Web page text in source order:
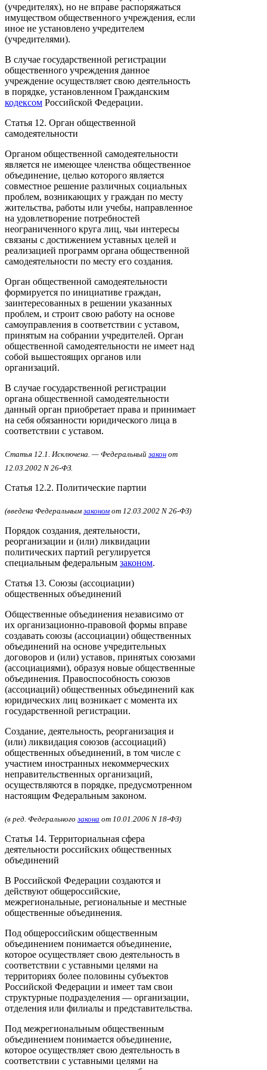
(учредителях), но не вправе распоряжаться
имуществом общественного учреждения, если
иное не установлено учредителем
(учредителями).
В случае государственной регистрации
общественного учреждения данное
учреждение осуществляет свою деятельность
в порядке, установленном Гражданским
кодексом Российской Федерации.
Статья 12. Орган общественной
самодеятельности
Органом общественной самодеятельности
является не имеющее членства общественное
объединение, целью которого является
совместное решение различных социальных
проблем, возникающих у граждан по месту
жительства, работы или учебы, направленное
на удовлетворение потребностей
неограниченного круга лиц, чьи интересы
связаны с достижением уставных целей и
реализацией программ органа общественной
самодеятельности по месту его создания.
Орган общественной самодеятельности
формируется по инициативе граждан,
заинтересованных в решении указанных
проблем, и строит свою работу на основе
самоуправления в соответствии с уставом,
принятым на собрании учредителей. Орган
общественной самодеятельности не имеет над
собой вышестоящих органов или
организаций.
В случае государственной регистрации
органа общественной самодеятельности
данный орган приобретает права и принимает
на себя обязанности юридического лица в
соответствии с уставом.
Статья 12.1. Исключена. — Федеральный закон от
12.03.2002 N 26-ФЗ.
Статья 12.2. Политические партии
(введена Федеральным законом от 12.03.2002 N 26-ФЗ)
Порядок создания, деятельности,
реорганизации и (или) ликвидации
политических партий регулируется
специальным федеральным законом.
Статья 13. Союзы (ассоциации)
общественных объединений
Общественные объединения независимо от
их организационно-правовой формы вправе
создавать союзы (ассоциации) общественных
объединений на основе учредительных
договоров и (или) уставов, принятых союзами
(ассоциациями), образуя новые общественные
объединения. Правоспособность союзов
(ассоциаций) общественных объединений как
юридических лиц возникает с момента их
государственной регистрации.
Создание, деятельность, реорганизация и
(или) ликвидация союзов (ассоциаций)
общественных объединений, в том числе с
участием иностранных некоммерческих
неправительственных организаций,
осуществляются в порядке, предусмотренном
настоящим Федеральным законом.
(в ред. Федерального закона от 10.01.2006 N 18-ФЗ)
Статья 14. Территориальная сфера
деятельности российских общественных
объединений
В Российской Федерации создаются и
действуют общероссийские,
межрегиональные, региональные и местные
общественные объединения.
Под общероссийским общественным
объединением понимается объединение,
которое осуществляет свою деятельность в
соответствии с уставными целями на
территориях более половины субъектов
Российской Федерации и имеет там свои
структурные подразделения — организации,
отделения или филиалы и представительства.
Под межрегиональным общественным
объединением понимается объединение,
которое осуществляет свою деятельность в
соответствии с уставными целями на